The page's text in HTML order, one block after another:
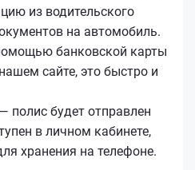
из водительского
на автомобиль.
банковской карты
сайте, это быстро и
полис будет отправлен
в личном кабинете,
хранения на телефоне.